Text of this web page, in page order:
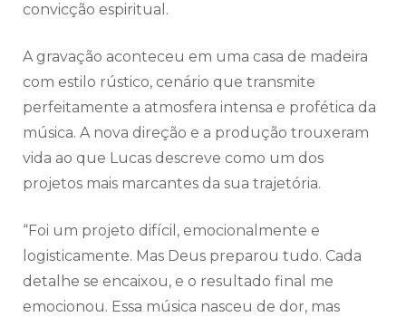
convicção espiritual.
A gravação aconteceu em uma casa de madeira
com estilo rústico, cenário que transmite
perfeitamente a atmosfera intensa e profética da
música. A nova direção e a produção trouxeram
vida ao que Lucas descreve como um dos
projetos mais marcantes da sua trajetória.
“Foi um projeto difícil, emocionalmente e
logisticamente. Mas Deus preparou tudo. Cada
detalhe se encaixou, e o resultado final me
emocionou. Essa música nasceu de dor, mas